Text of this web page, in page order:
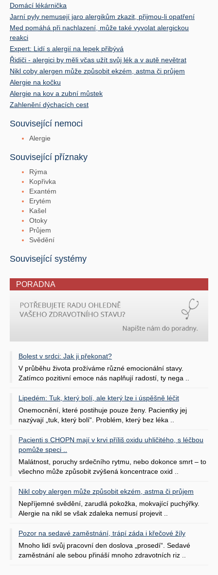
Domácí lékárnička
Jarní pyly nemusejí jaro alergikům zkazit, přijmou-li opatření
Med pomáhá při nachlazení, může také vyvolat alergickou
reakci
Expert: Lidí s alergií na lepek přibývá
Řidiči - alergici by měli včas užít svůj lék a v autě nevětrat
Nikl coby alergen může způsobit ekzém, astma či průjem
Alergie na kočku
Alergie na kov a zubní můstek
Zahlenění dýchacích cest
Související nemoci
Alergie
Související příznaky
Rýma
Kopřivka
Exantém
Erytém
Kašel
Otoky
Průjem
Svědění
Související systémy
PORADNA
Bolest v srdci: Jak ji překonat?
V průběhu života prožíváme různé emocionální stavy.
Zatímco pozitivní emoce nás naplňují radostí, ty nega ..
Lipedém: Tuk, který bolí, ale který lze i úspěšně léčit
Onemocnění, které postihuje pouze ženy. Pacientky jej
nazývají „tuk, který bolí“. Problém, který bez léka ..
Pacienti s CHOPN mají v krvi příliš oxidu uhličitého, s léčbou
pomůže speci ..
Malátnost, poruchy srdečního rytmu, nebo dokonce smrt – to
všechno může způsobit zvýšená koncentrace oxid ..
Nikl coby alergen může způsobit ekzém, astma či průjem
Nepříjemné svědění, zarudlá pokožka, mokvající puchýřky.
Alergie na nikl se však zdaleka nemusí projevit ..
Pozor na sedavé zaměstnání, trápí záda i křečové žíly
Mnoho lidí svůj pracovní den doslova „prosedí“. Sedavé
zaměstnání ale sebou přináší mnoho zdravotních riz ..